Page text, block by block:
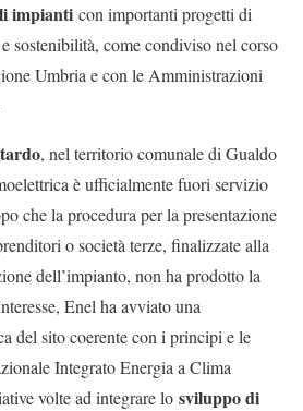
impianti con importanti progetti di
sostenibilità, come condiviso nel corso
Umbria e con le Amministrazioni
, nel territorio comunale di Gualdo
è ufficialmente fuori servizio
che la procedura per la presentazione
o società terze, finalizzate alla
dell’impianto, non ha prodotto la
Enel ha avviato una
del sito coerente con i principi e le
Integrato Energia a Clima
volte ad integrare lo sviluppo di